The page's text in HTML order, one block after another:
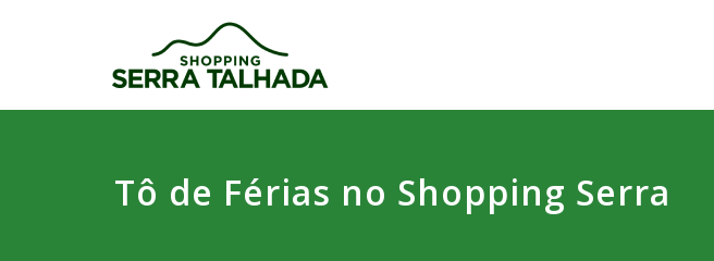
Tô de Férias no Shopping Serra